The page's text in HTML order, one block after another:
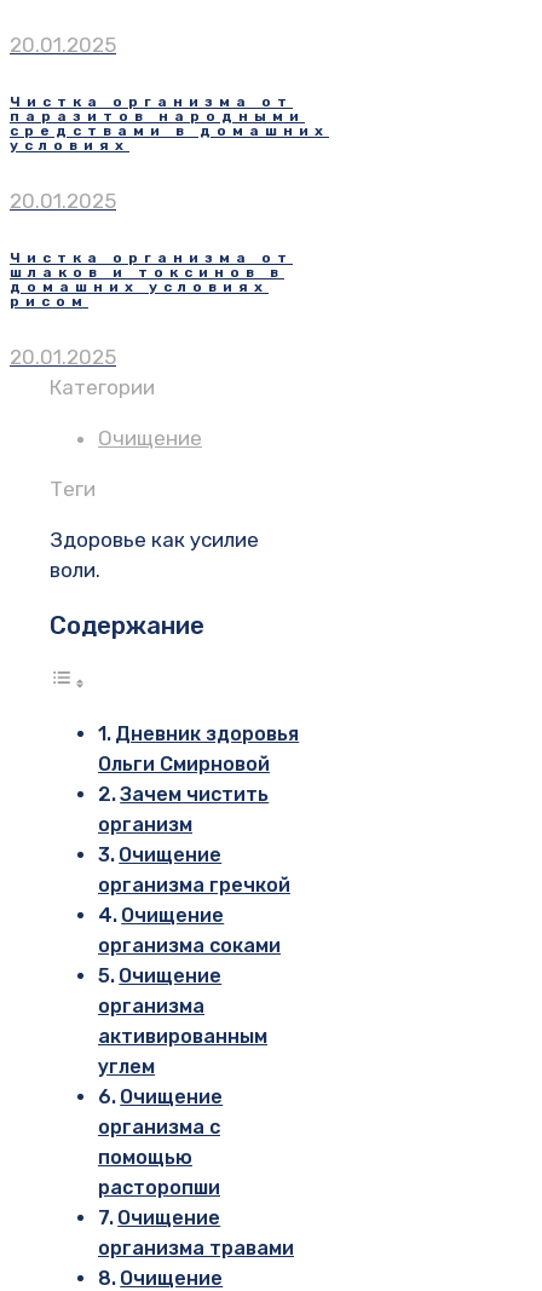
20.01.2025
Чистка организма от
паразитов народными
средствами в домашних
условиях
20.01.2025
Чистка организма от
шлаков и токсинов в
домашних условиях
рисом
20.01.2025
Категории
Очищение
Теги
Здоровье как усилие
воли.
Содержание
Дневник здоровья
Ольги Смирновой
Зачем чистить
организм
Очищение
организма гречкой
Очищение
организма соками
Очищение
организма
активированным
углем
Очищение
организма с
помощью
расторопши
Очищение
организма травами
Очищение